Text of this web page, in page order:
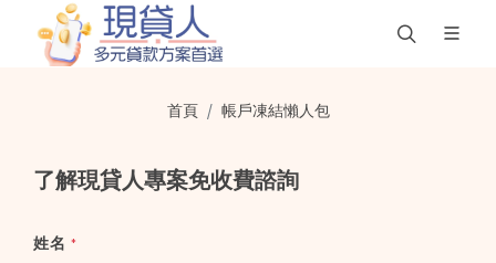
首頁 帳戶凍結懶人包
了解現貸人專案免收費諮詢
姓名 *